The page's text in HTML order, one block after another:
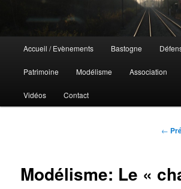
principal
Aller
au
contenu
Aller
au
contenu
Accueil / Evènements Bastogne
Patrimoine Modélisme Association
Vidéos Contact
←
Modélisme: Le «